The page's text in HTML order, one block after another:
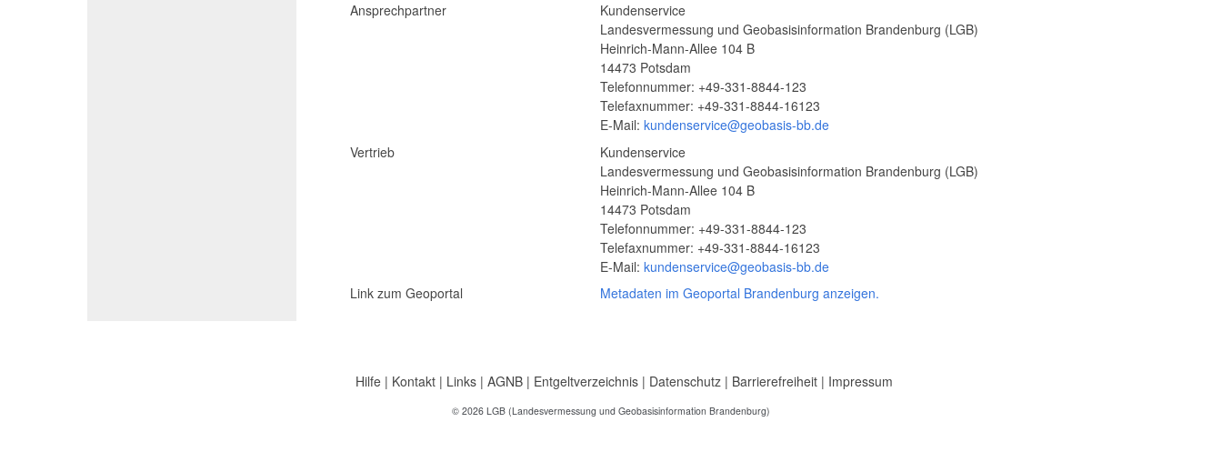
Ansprechpartner
Kundenservice
Landesvermessung und Geobasisinformation Brandenburg (LGB)
Heinrich-Mann-Allee 104 B
14473 Potsdam
Telefonnummer: +49-331-8844-123
Telefaxnummer: +49-331-8844-16123
E-Mail:kundenservice@geobasis-bb.de
Vertrieb
Kundenservice
Landesvermessung und Geobasisinformation Brandenburg (LGB)
Heinrich-Mann-Allee 104 B
14473 Potsdam
Telefonnummer: +49-331-8844-123
Telefaxnummer: +49-331-8844-16123
E-Mail:kundenservice@geobasis-bb.de
Link zum Geoportal
Metadaten im Geoportal Brandenburg anzeigen.
Hilfe| Kontakt| Links| AGNB| Entgeltverzeichnis| Datenschutz| Barrierefreiheit| Impressum
© 2026 LGB (Landesvermessung und Geobasisinformation Brandenburg)